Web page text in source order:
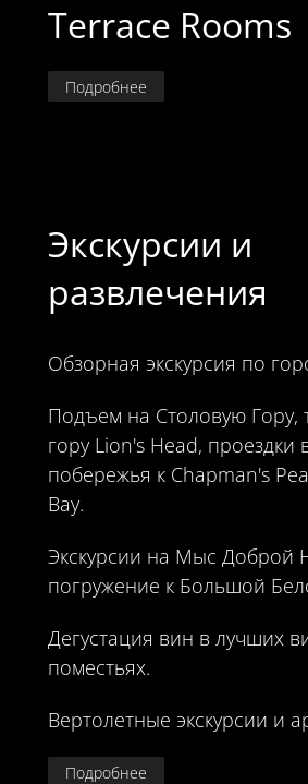
Terrace Rooms
Подробнее
Экскурсии и
развлечения
Обзорная экскурсия по
Подъем на Столовую Гору,
гору Lion's Head, проездки
побережья к Chapman's
Bay.
Экскурсии на Мыс Доброй
погружение к Большой
Дегустация вин в лучших
поместьях.
Вертолетные экскурсии и
Подробнее